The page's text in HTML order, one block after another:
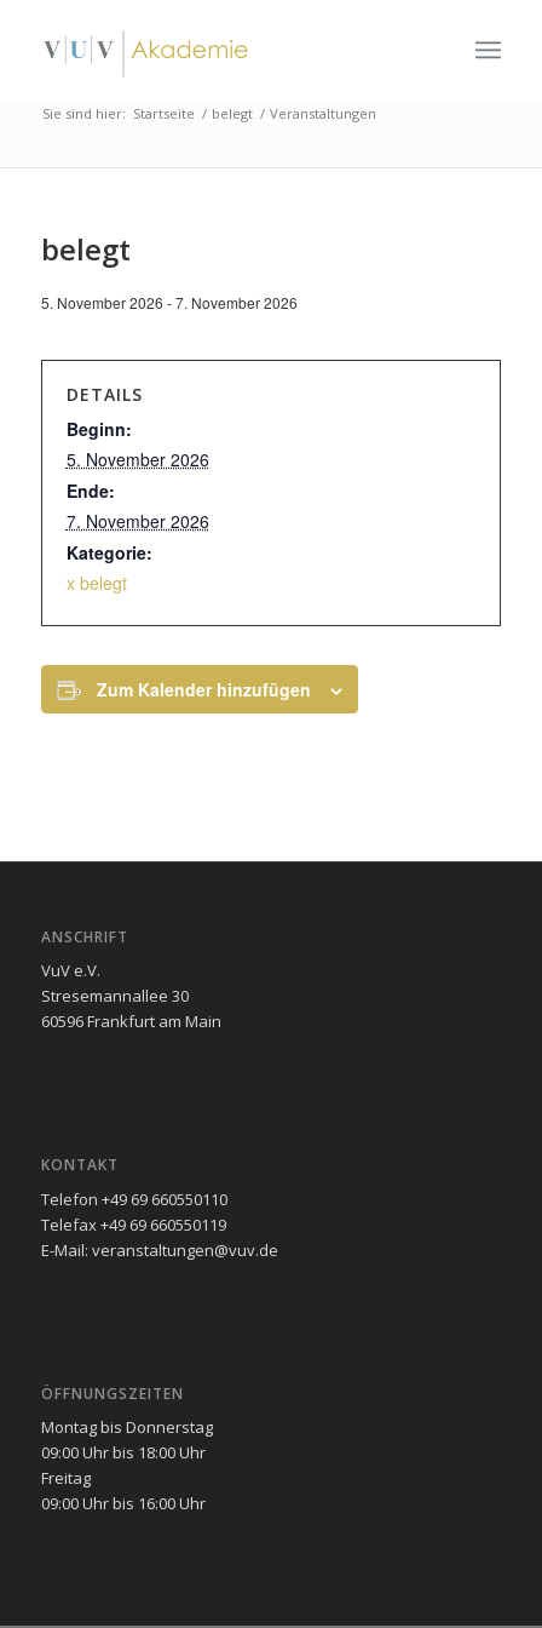
Sie sind hier: Startseite / belegt / Veranstaltungen
belegt
5. November 2026 -7. November 2026
DETAILS
Beginn:
5. November 2026
Ende:
7. November 2026
Kategorie:
x belegt
Zum Kalender hinzufügen
ANSCHRIFT
VuV e.V.
Stresemannallee 30
60596 Frankfurt am Main
KONTAKT
Telefon +49 69 660550110
Telefax +49 69 660550119
E-Mail: veranstaltungen@vuv.de
ÖFFNUNGSZEITEN
Montag bis Donnerstag
09:00 Uhr bis 18:00 Uhr
Freitag
09:00 Uhr bis 16:00 Uhr